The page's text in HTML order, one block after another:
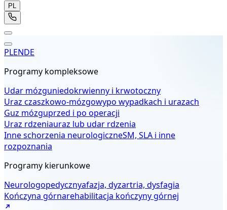
PL
PLENDE
Programy kompleksowe
Udar mózguniedokrwienny i krwotoczny
Uraz czaszkowo-mózgowypo wypadkach i urazach
Guz mózguprzed i po operacji
Uraz rdzeniauraz lub udar rdzenia
Inne schorzenia neurologiczneSM, SLA i inne
rozpoznania
Programy kierunkowe
Neurologopedycznyafazja, dyzartria, dysfagia
Kończyna górnarehabilitacja kończyny górnej